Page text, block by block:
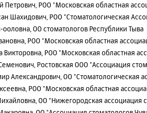
Петрович, РОО "Московская областная
Шахидович, РОО "Стоматологическая
ОО стоматологов Республики Тыва
РОО "Московская областная
Викторовна, РОО "Московская областная
Ростовская ООО "Ассоциация
Александрович, ОО "Стоматологическая
РОО "Московская областная
ОО "Нижегородская ассоциация